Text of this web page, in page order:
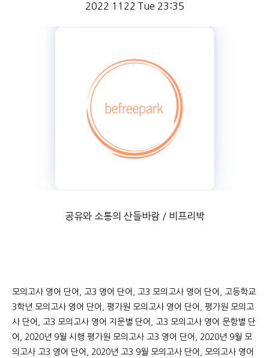
2022 1122 Tue 23:35
공유와 소통의 산들바람 / 비프리박
모의고사 영어 단어, 고3 영어 단어, 고3 모의고사 영어 단어, 고등학교
3학년 모의고사 영어 단어, 평가원 모의고사 영어 단어, 평가원 모의고
사 단어, 고3 모의고사 영어 지문별 단어, 고3 모의고사 영어 문항별 단
어, 2020년 9월 시행 평가원 모의고사 고3 영어 단어, 2020년 9월 모
의고사 고3 영어 단어, 2020년 고3 9월 모의고사 단어, 모의고사 영어